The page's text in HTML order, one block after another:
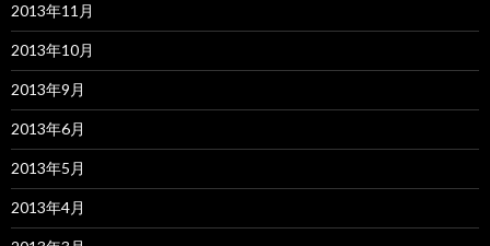
2013年11月
2013年10月
2013年9月
2013年6月
2013年5月
2013年4月